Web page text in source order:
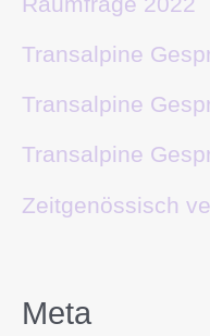
Transalpine
Transalpine
Transalpine
Zeitgenössisch
Meta